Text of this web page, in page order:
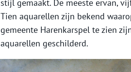
stijl gemaakt. De meeste ervan,
Tien aquarellen zijn bekend
gemeente Harenkarspel te zien
aquarellen geschilderd.